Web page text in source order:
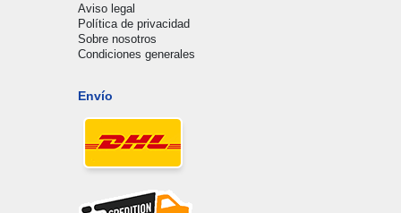
Aviso legal
Política de privacidad
Sobre nosotros
Condiciones generales
Envío